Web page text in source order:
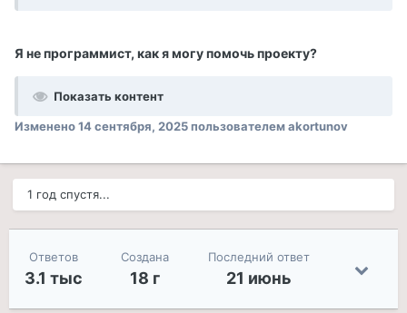
Я не программист, как я могу помочь проекту?
Показать контент
Изменено14 сентября, 2025пользователем akortunov
1 год спустя...
Ответов
3.1 тыс
Создана
18 г
Последний ответ
21 июнь